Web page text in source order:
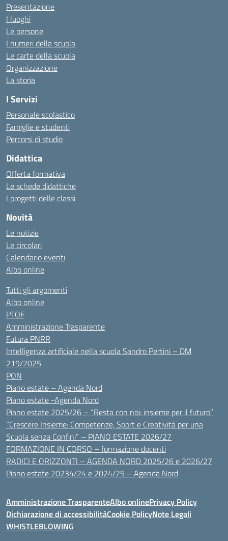
Presentazione
I luoghi
Le persone
I numeri della scuola
Le carte della scuola
Organizzazione
La storia
I Servizi
Personale scolastico
Famiglie e studenti
Percorsi di studio
Didattica
Offerta formativa
Le schede didattiche
I progetti delle classi
Novità
Le notizie
Le circolari
Calendario eventi
Albo online
Tutti gli argomenti
Albo online
PTOF
Amministrazione Trasparente
Futura PNRR
Intelligenza artificiale nella scuola Sandro Pertini – DM
219/2025
PON
Piano estate – Agenda Nord
Piano estate -Agenda Nord
Piano estate 2025/26 – “Resta con noi: insieme per il futuro”
“Crescere Insieme: Competenze, Sport e Creatività per una
Scuola senza Confini” – PIANO ESTATE 2026/27
FORMAZIONE IN CORSO – formazione docenti
RADICI E ORIZZONTI – AGENDA NORD 2025/26 e 2026/27
Piano estate 20234/24 e 2024/25 – Agenda Nord
Amministrazione TrasparenteAlbo onlinePrivacy Policy
Dichiarazione di accessibilitàCookie PolicyNote Legali
WHISTLEBLOWING